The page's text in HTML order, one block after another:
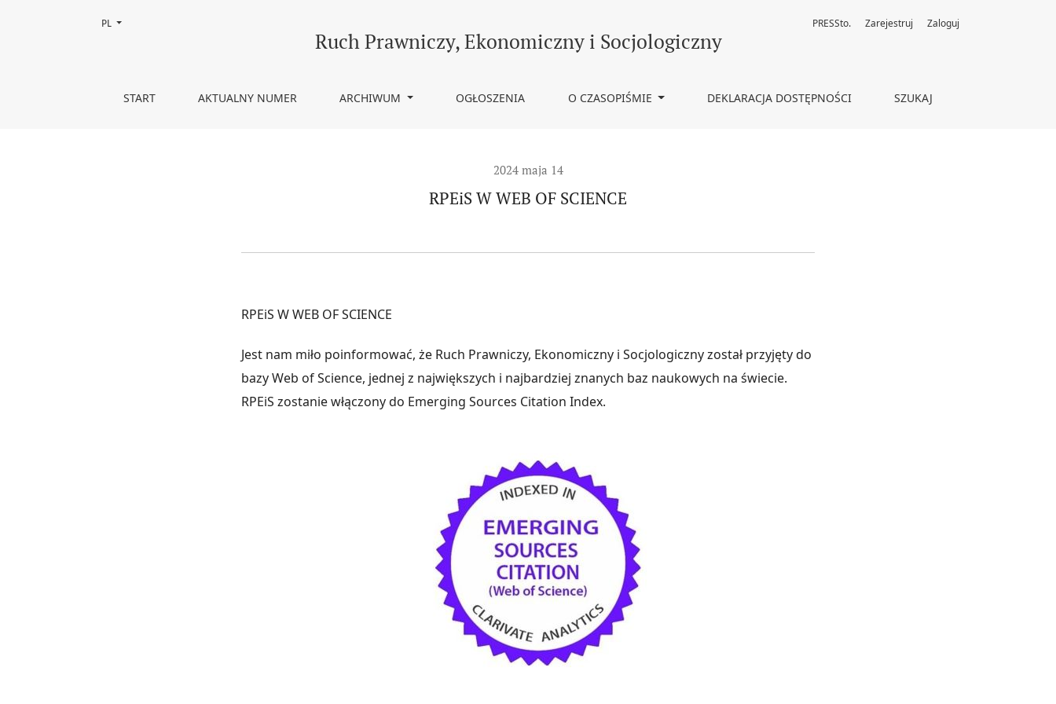
RPEiS W WEB OF SCIENCE Ruch Prawniczy, Ekonomiczny i Socjologiczny
START AKTUALNY NUMER ARCHIWUM OGŁOSZENIA O CZASOPIŚMIE DEKLARACJA DOSTĘPNOŚCI SZUKAJ
PRESSto. Zarejestruj Zaloguj
Zmień język, obecnie wybrany to:
PL
2024 maja 14
RPEiS W WEB OF SCIENCE
RPEiS W WEB OF SCIENCE
Jest nam miło poinformować, że Ruch Prawniczy, Ekonomiczny i Socjologiczny został przyjęty do
bazy Web of Science, jednej z największych i najbardziej znanych baz naukowych na świecie.
RPEiS zostanie włączony do Emerging Sources Citation Index.